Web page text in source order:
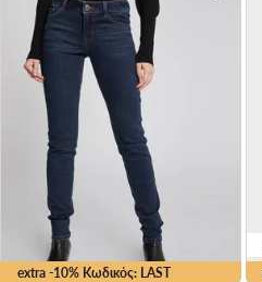
extra -10% Κωδικός: LAST